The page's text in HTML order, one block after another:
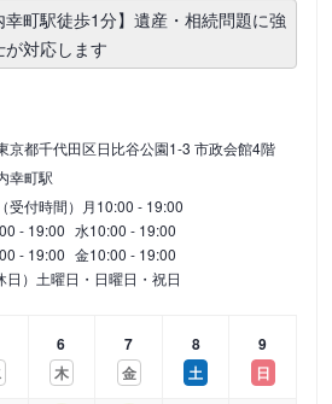
幸町駅徒歩1分】遺産・相続問題に強
が対応します
京都千代田区日比谷公園1-3 市政会館4階
幸町駅
（受付時間） 月10:00 - 19:00
- 19:00 水10:00 - 19:00
- 19:00 金10:00 - 19:00
日）土曜日・日曜日・祝日
6
木
7
金
8
土
9
日